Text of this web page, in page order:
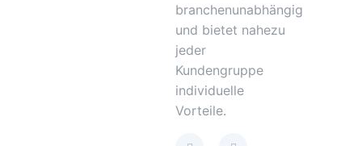
branchenunabhängig
und bietet nahezu
jeder
Kundengruppe
individuelle
Vorteile.